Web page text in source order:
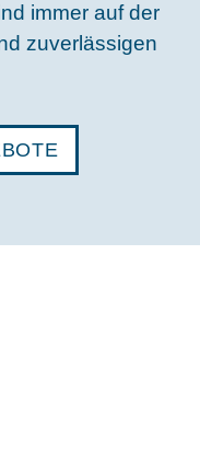
immer auf der
zuverlässigen